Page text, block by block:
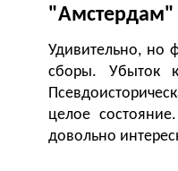
"Амстердам"
Удивительно, но
сборы. Убыток
целое
довольно